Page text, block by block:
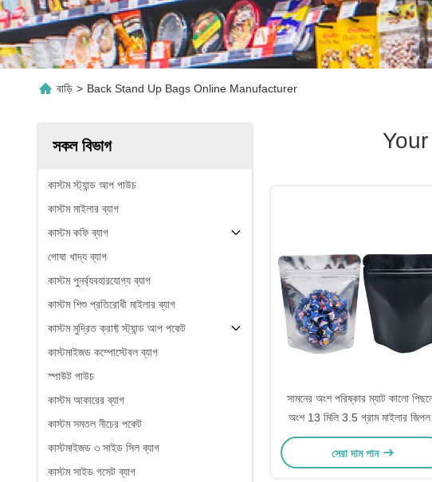
বাড়ি > Back Stand Up Bags Online Manufacturer
সকল বিভাগ
কাস্টম স্ট্যান্ড আপ পাউচ
কাস্টম মাইলার ব্যাগ
কাস্টম কফি ব্যাগ
পোষা খাদ্য ব্যাগ
কাস্টম পুনর্ব্যবহারযোগ্য ব্যাগ
কাস্টম শিশু প্রতিরোধী মাইলার ব্যাগ
কাস্টম মুদ্রিত ক্রাফ্ট স্ট্যান্ড আপ পকেট
কাস্টমাইজড কম্পোস্টেবল ব্যাগ
স্পাউট পাউচ
কাস্টম আকারের ব্যাগ
কাস্টম সমতল নীচের পকেট
কাস্টমাইজড ৩ সাইড সিল ব্যাগ
কাস্টম সাইড গসেট ব্যাগ
সামনের অংশ পরিষ্কার ম্যাট কালো
অংশ 13 মিলি 3.5 গ্রাম মাইলার জিপলক
স্ট্যান্ড আপ ব্যাগ জন্য আগাছা ফুল
স্ন্যাকস
সেরা দাম পান